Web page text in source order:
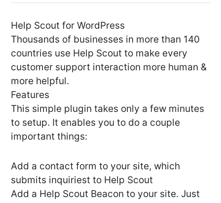
Help Scout for WordPress
Thousands of businesses in more than 140
countries use Help Scout to make every
customer support interaction more human &
more helpful.
Features
This simple plugin takes only a few minutes
to setup. It enables you to do a couple
important things:
Add a contact form to your site, which
submits inquiriest to Help Scout
Add a Help Scout Beacon to your site. Just